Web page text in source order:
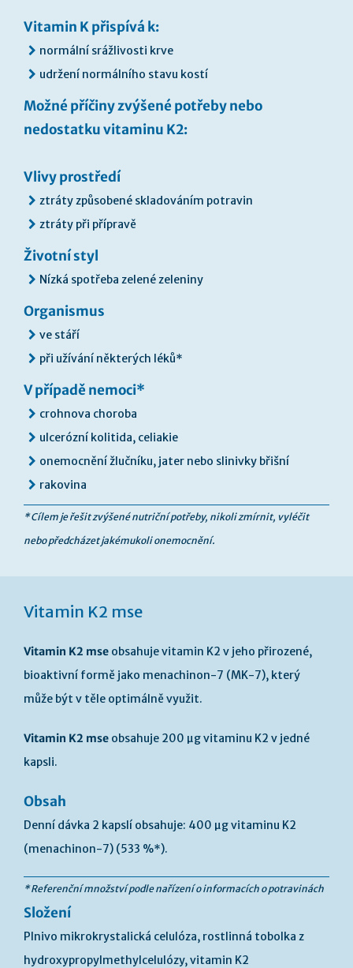
Vitamin K přispívá k:
normální srážlivosti krve
udržení normálního stavu kostí
Možné příčiny zvýšené potřeby nebo
nedostatku vitaminu K2:
Vlivy prostředí
ztráty způsobené skladováním potravin
ztráty při přípravě
Životní styl
Nízká spotřeba zelené zeleniny
Organismus
ve stáří
při užívání některých léků*
V případě nemoci*
crohnova choroba
ulcerózní kolitida, celiakie
onemocnění žlučníku, jater nebo slinivky břišní
rakovina
* Cílem je řešit zvýšené nutriční potřeby, nikoli zmírnit, vyléčit
nebo předcházet jakémukoli onemocnění.
Vitamin K2 mse
Vitamin K2 mse obsahuje vitamin K2 v jeho přirozené,
bioaktivní formě jako menachinon-7 (MK-7), který
může být v těle optimálně využit.
Vitamin K2 mse obsahuje 200 µg vitaminu K2 v jedné
kapsli.
Obsah
Denní dávka 2 kapslí obsahuje: 400 µg vitaminu K2
(menachinon-7) (533 %*).
* Referenční množství podle nařízení o informacích o potravinách
Složení
Plnivo mikrokrystalická celulóza, rostlinná tobolka z
hydroxypropylmethylcelulózy, vitamin K2